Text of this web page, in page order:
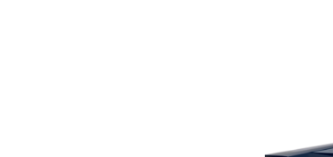
Las opciones se pueden elegir en la página de
Este producto tiene múltiples variantes. Las
Este